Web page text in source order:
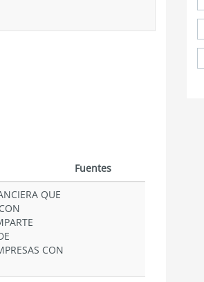
Fuentes
QUE
CON